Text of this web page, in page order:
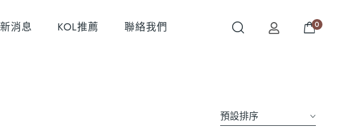
消息 KOL推薦 聯絡我們 0
預設排序